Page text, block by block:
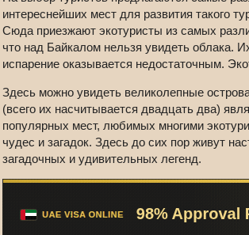
интереснейших мест для развития такого
Сюда приезжают экотуристы из самых
что над Байкалом нельзя увидеть облака.
испарение оказывается недостаточным.
Здесь можно увидеть великолепные
(всего их насчитывается двадцать два)
популярных мест, любимых многими
чудес и загадок. Здесь до сих пор живут
загадочных и удивительных легенд.